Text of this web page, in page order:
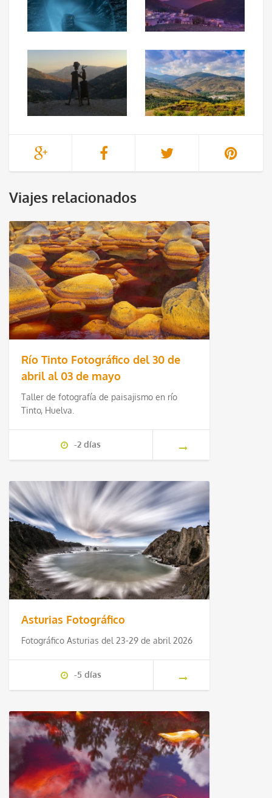
Viajes relacionados
Río Tinto Fotográfico del 30 de
abril al 03 de mayo
Taller de fotografía de paisajismo en río
Tinto, Huelva.
-2 días
Asturias Fotográfico
Fotográfico Asturias del 23-29 de abril 2026
-5 días